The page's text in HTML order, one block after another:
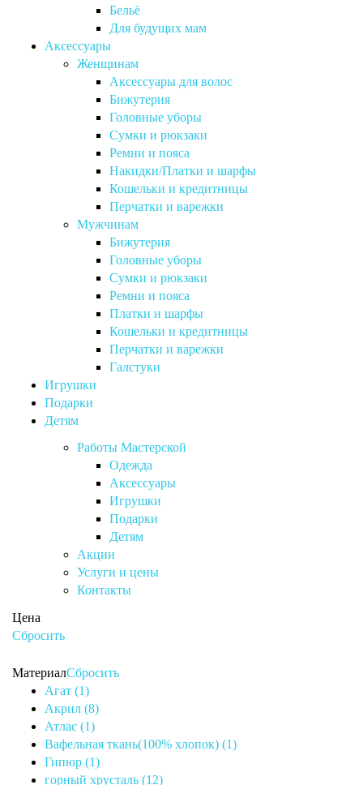
Бельё
Для будущих мам
Аксессуары
Женщинам
Аксессуары для волос
Бижутерия
Головные уборы
Сумки и рюкзаки
Ремни и пояса
Накидки/Платки и шарфы
Кошельки и кредитницы
Перчатки и варежки
Мужчинам
Бижутерия
Головные уборы
Сумки и рюкзаки
Ремни и пояса
Платки и шарфы
Кошельки и кредитницы
Перчатки и варежки
Галстуки
Игрушки
Подарки
Детям
Работы Мастерской
Одежда
Аксессуары
Игрушки
Подарки
Детям
Акции
Услуги и цены
Контакты
Цена
Сбросить
МатериалСбросить
Агат (1)
Акрил (8)
Атлас (1)
Вафельная ткань(100% хлопок) (1)
Гипюр (1)
горный хрусталь (12)